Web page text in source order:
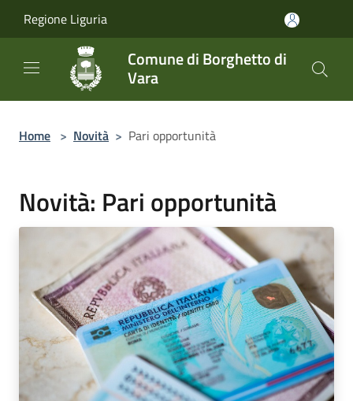
Regione Liguria
Comune di Borghetto di
Vara
Home > Novità > Pari opportunità
Novità: Pari opportunità